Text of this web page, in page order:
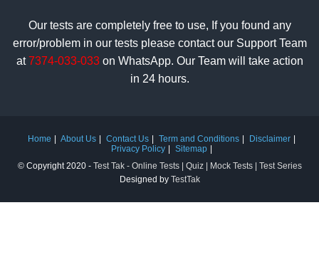
Our tests are completely free to use, If you found any
error/problem in our tests please contact our Support Team
at7374-033-033on WhatsApp. Our Team will take action
in 24 hours.
Home About Us Contact Us Term and Conditions
Disclaimer
Privacy Policy
Sitemap
© Copyright 2020 - Test Tak - Online Tests | Quiz | Mock Tests | Test Series
Designed by TestTak